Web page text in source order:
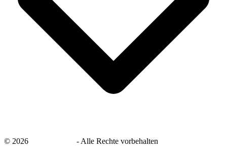
© 2026 - Alle Rechte vorbehalten